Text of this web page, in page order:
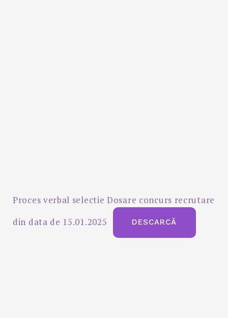
Proces verbal selectie Dosare concurs recrutare
din data de 15.01.2025
DESCARCĂ